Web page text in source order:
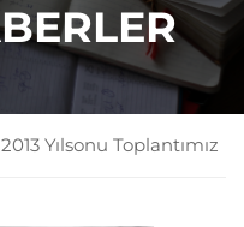
2013 Yılsonu Toplantımız